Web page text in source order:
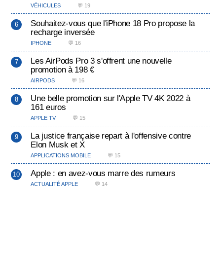
VÉHICULES 💬 19
Souhaitez-vous que l'iPhone 18 Pro propose la
recharge inversée
IPHONE 💬 16
Les AirPods Pro 3 s'offrent une nouvelle
promotion à 198 €
AIRPODS 💬 16
Une belle promotion sur l'Apple TV 4K 2022 à
161 euros
APPLE TV 💬 15
La justice française repart à l'offensive contre
Elon Musk et X
APPLICATIONS MOBILE 💬 15
Apple : en avez-vous marre des rumeurs
ACTUALITÉ APPLE 💬 14